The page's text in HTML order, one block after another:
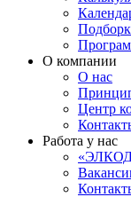
О компании
О нас
Центр
Работа у нас